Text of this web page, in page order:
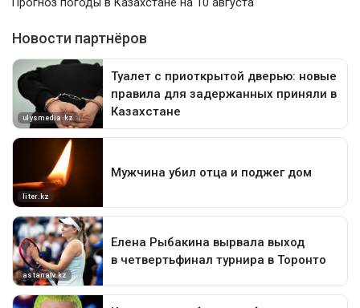
Прогноз погоды в Казахстане на 10 августа